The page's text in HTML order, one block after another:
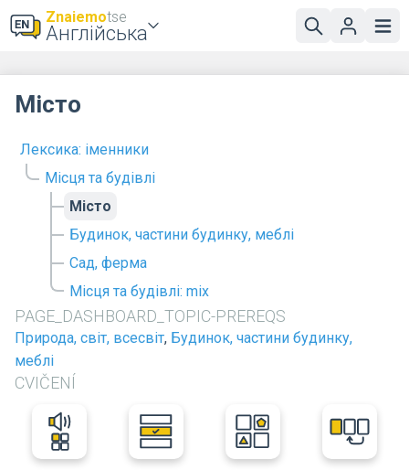
Znaiemotse
Англійська
Лексика: іменники
Місця та будівлі
Місто
Будинок, частини будинку, меблі
Сад, ферма
Місця та будівлі: mix
PAGE_DASHBOARD_TOPIC-PREREQS
Природа, світ, всесвіт, Будинок, частини будинку,
меблі
CVIČENÍ
Місто